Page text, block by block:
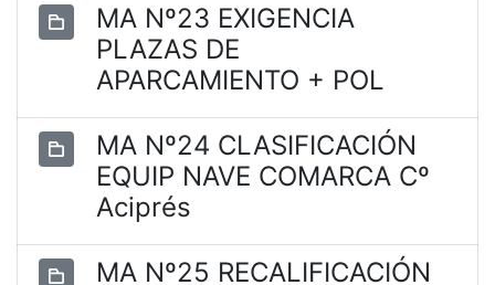
MA Nº23 EXIGENCIA
PLAZAS DE
APARCAMIENTO + POL
MA Nº24 CLASIFICACIÓN
EQUIP NAVE COMARCA Cº
Aciprés
MA Nº25 RECALIFICACIÓN